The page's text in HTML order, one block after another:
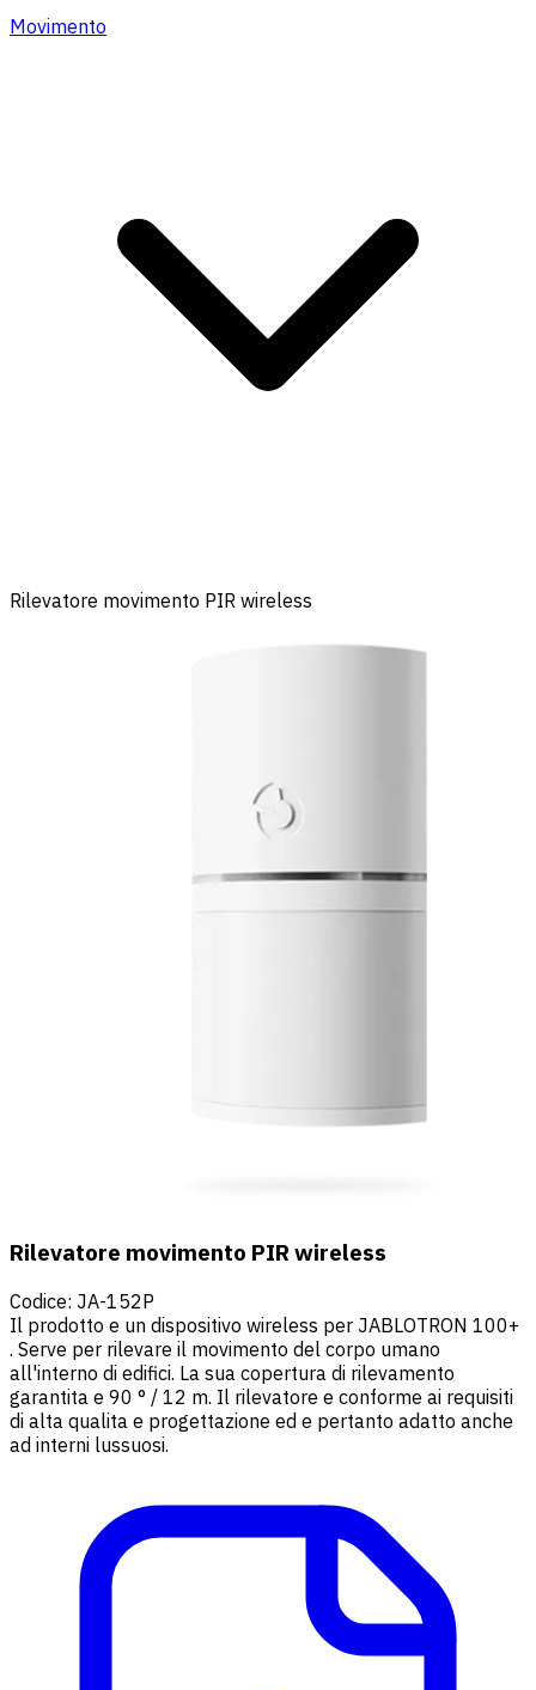
Movimento
Rilevatore movimento PIR wireless
Rilevatore movimento PIR wireless
Codice: JA-152P
Il prodotto e un dispositivo wireless per JABLOTRON 100+
. Serve per rilevare il movimento del corpo umano
all'interno di edifici. La sua copertura di rilevamento
garantita e 90 ° / 12 m. Il rilevatore e conforme ai requisiti
di alta qualita e progettazione ed e pertanto adatto anche
ad interni lussuosi.